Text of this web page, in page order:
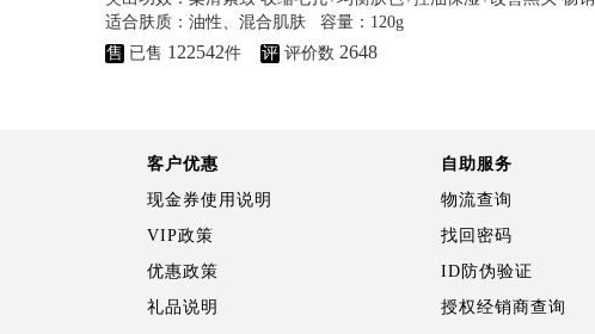
适合肤质：油性、混合肌肤 容量：120g
售 已售 122542件 评 评价数 2648
客户优惠
现金券使用说明
VIP政策
优惠政策
礼品说明
自助服务
物流查询
找回密码
ID防伪验证
授权经销商查询